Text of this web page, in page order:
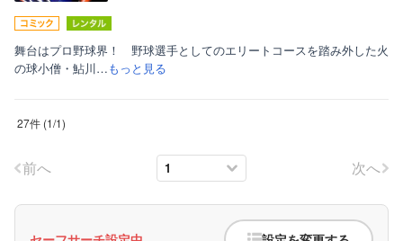
舞台はプロ野球界！ 野球選手としてのエリートコースを踏み外した火
の球小僧・鮎川…もっと見る
27件 (1/1)
前へ 次へ